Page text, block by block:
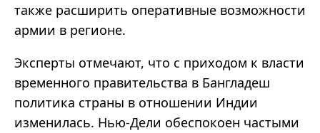
также расширить оперативные возможности
армии в регионе.
Эксперты отмечают, что с приходом к власти
временного правительства в Бангладеш
политика страны в отношении Индии
изменилась. Нью-Дели обеспокоен частыми